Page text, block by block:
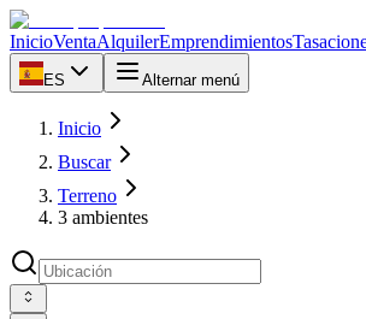
InicioVentaAlquilerEmprendimientos
ES Alternar menú
Inicio
Buscar
Terreno
3 ambientes